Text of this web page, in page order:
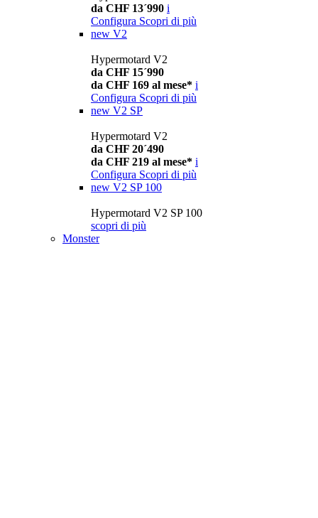
da CHF 13´990 i
Configura Scopri di più
new V2
Hypermotard V2
da CHF 15´990
da CHF 169 al mese* i
Configura Scopri di più
new V2 SP
Hypermotard V2
da CHF 20´490
da CHF 219 al mese* i
Configura Scopri di più
new V2 SP 100
Hypermotard V2 SP 100
scopri di più
Monster